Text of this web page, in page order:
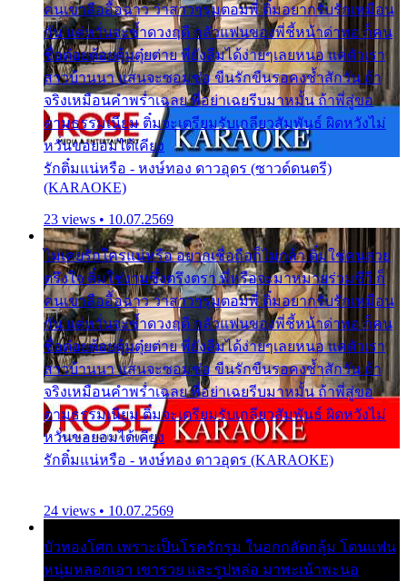
คนเขาลืออื้อฉาว ว่าสาวๆรุมตอมพี่ ติ๋มอยากรับรักเหมือน
กัน แต่หวั่นจะช้ำดวงฤดี กลัวแฟนของพี่ชี้หน้าด่าทอ ก็คน
ชื่อต๋อยต้อยตุ้มตุ๋ยต่าย พี่ยังลืมได้ง่ายๆเลยหนอ แค่ตัวเรา
สาวบ้านนา แสนจะซอมซ่อ ขืนรักขืนรอคงช้ำสักวัน ถ้า
จริงเหมือนคำพร่ำเฉลย พี่อย่าเฉยรีบมาหมั้น ถ้าพี่สู่ขอ
ตามธรรมเนียม ติ๋มจะเตรียมรับเกลียวสัมพันธ์ ผิดหวังไม่
หวั่นขอยอมได้เคียง
รักติ๋มแน่หรือ - หงษ์ทอง ดาวอุดร (ซาวด์ดนตรี)
(KARAOKE)
23 views • 10.07.2569
ไม่เคยรักใครแน่หรือ อยากเชื่อถือก็ไม่กล้า ติ๋มใช่คนสวย
ตรึงใจ ติ๋มใช่งามซึ้งตรึงตรา พี่หรือจะมาหมายร่วมชีวี ก็
คนเขาลืออื้อฉาว ว่าสาวๆรุมตอมพี่ ติ๋มอยากรับรักเหมือน
กัน แต่หวั่นจะช้ำดวงฤดี กลัวแฟนของพี่ชี้หน้าด่าทอ ก็คน
ชื่อต๋อยต้อยตุ้มตุ๋ยต่าย พี่ยังลืมได้ง่ายๆเลยหนอ แค่ตัวเรา
สาวบ้านนา แสนจะซอมซ่อ ขืนรักขืนรอคงช้ำสักวัน ถ้า
จริงเหมือนคำพร่ำเฉลย พี่อย่าเฉยรีบมาหมั้น ถ้าพี่สู่ขอ
ตามธรรมเนียม ติ๋มจะเตรียมรับเกลียวสัมพันธ์ ผิดหวังไม่
หวั่นขอยอมได้เคียง
รักติ๋มแน่หรือ - หงษ์ทอง ดาวอุดร (KARAOKE)
24 views • 10.07.2569
บัวทองโศก เพราะเป็นโรครักรุม ในอกกลัดกลุ้ม โดนแฟน
หนุ่มหลอกเอา เขารวย และรูปหล่อ มาพะเน้าพะนอ